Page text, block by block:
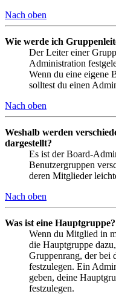
Nach oben
Wie werde ich
Der Leiter einer
Administration
Wenn du eine eigene
solltest du einen
Nach oben
Weshalb werden
dargestellt?
Es ist der Board-
Benutzergruppen
deren Mitglieder
Nach oben
Was ist eine Hauptgruppe?
Wenn du Mitglied in
die Hauptgruppe
Gruppenrang, der bei
festzulegen. Ein
geben, deine
festzulegen.